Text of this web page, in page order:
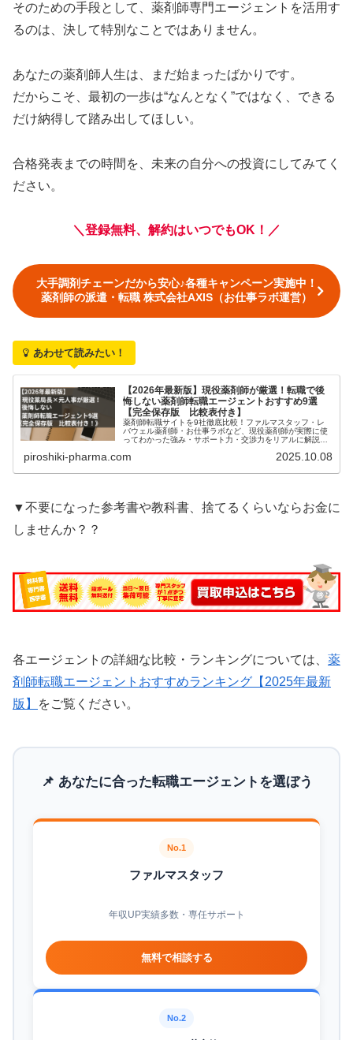
そのための手段として、薬剤師専門エージェントを活用す
るのは、決して特別なことではありません。
あなたの薬剤師人生は、まだ始まったばかりです。
だからこそ、最初の一歩は“なんとなく”ではなく、できる
だけ納得して踏み出してほしい。
合格発表までの時間を、未来の自分への投資にしてみてく
ださい。
＼登録無料、解約はいつでもOK！／
大手調剤チェーンだから安心♪各種キャンペーン実施中！
薬剤師の派遣・転職 株式会社AXIS（お仕事ラボ運営）
あわせて読みたい！
【2026年最新版】現役薬剤師が厳選！転職で後
悔しない薬剤師転職エージェントおすすめ9選
【完全保存版 比較表付き】
薬剤師転職サイトを9社徹底比較！ファルマスタッフ・レ
バウェル薬剤師・お仕事ラボなど、現役薬剤師が実際に使
ってわかった強み・サポート力・交渉力をリアルに解説。
piroshiki-pharma.com 2025.10.08
▼不要になった参考書や教科書、捨てるくらいならお金に
しませんか？？
各エージェントの詳細な比較・ランキングについては、 薬
剤師転職エージェントおすすめランキング【2025年最新
版】
をご覧ください。
📌 あなたに合った転職エージェントを選ぼう
No.1
ファルマスタッフ
年収UP実績多数・専任サポート
無料で相談する
No.2